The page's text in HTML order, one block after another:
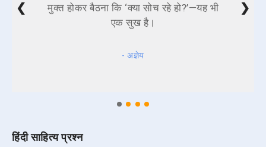
मुक्त होकर बैठना कि ‘क्या सोच रहे हो?’—यह भी
एक सुख है।
- अज्ञेय
❮ ❯
हिंदी साहित्य प्रश्न